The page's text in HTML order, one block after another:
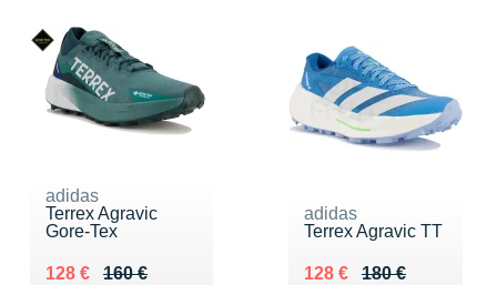
adidas
Terrex Agravic
Gore-Tex
160 €
Au lieu de 160 €
128 €
Vendu 128 €
adidas
Terrex Agravic TT
180 €
Au lieu de 180 €
128 €
Vendu 128 €